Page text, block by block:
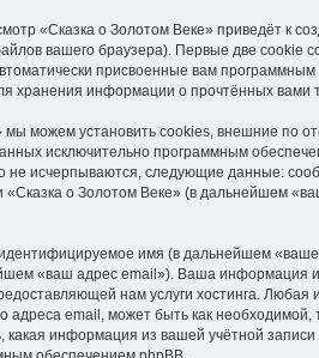
«Сказка о Золотом Веке» приведёт к
вашего браузера). Первые две cookie
присвоенные вам
хранения информации о прочтённых
можем установить cookies, внешние по
исключительно программным
исчерпываются, следующие данные:
о Золотом Веке» (в дальнейшем
имя (в дальнейшем
«ваш адрес email»). Ваша информация
нам услуги хостинга.
email, может быть как
информация из вашей учётной